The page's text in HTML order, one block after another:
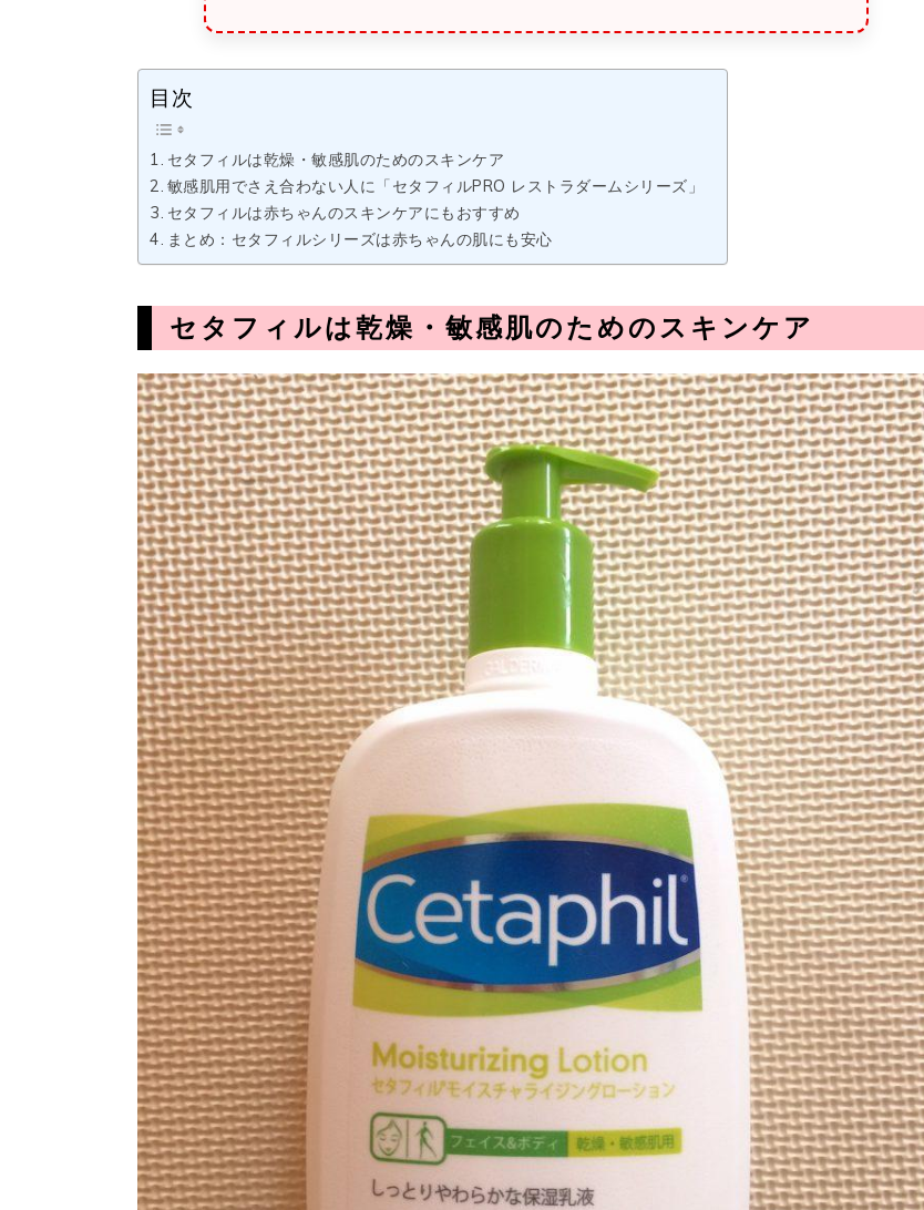
目次
セタフィルは乾燥・敏感肌のためのスキンケア
敏感肌用でさえ合わない人に「セタフィルPRO レストラダームシリーズ」
セタフィルは赤ちゃんのスキンケアにもおすすめ
まとめ：セタフィルシリーズは赤ちゃんの肌にも安心
セタフィルは乾燥・敏感肌のためのスキンケア